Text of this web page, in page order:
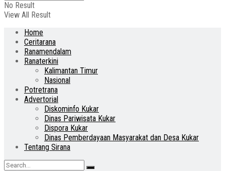
No Result
View All Result
Home
Ceritarana
Ranamendalam
Ranaterkini
Kalimantan Timur
Nasional
Potretrana
Advertorial
Diskominfo Kukar
Dinas Pariwisata Kukar
Dispora Kukar
Dinas Pemberdayaan Masyarakat dan Desa Kukar
Tentang Sirana